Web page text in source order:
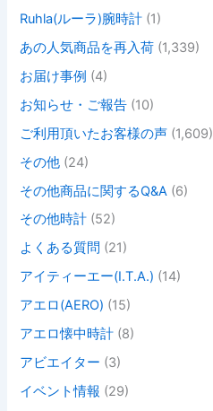
Ruhla(ルーラ)腕時計 (1)
あの人気商品を再入荷 (1,339)
お届け事例 (4)
お知らせ・ご報告 (10)
ご利用頂いたお客様の声 (1,609)
その他 (24)
その他商品に関するQ&A (6)
その他時計 (52)
よくある質問 (21)
アイティーエー(I.T.A.) (14)
アエロ(AERO) (15)
アエロ懐中時計 (8)
アビエイター (3)
イベント情報 (29)